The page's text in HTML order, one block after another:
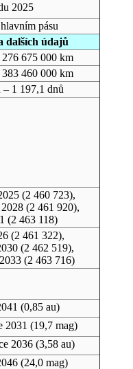
2025
pásu
dalších údajů
276 675 000 km
383 460 000 km
1 197,1 dnů
(2 460 723),
(2 461 920),
(2 463 118)
(2 461 322),
(2 462 519),
(2 463 716)
(0,85 au)
2031 (19,7 mag)
2036(3,58 au)
(24,0 mag)